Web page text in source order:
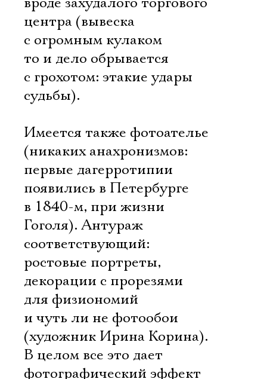
центра (вывеска
с огромным кулаком
то и дело обрывается
с грохотом: этакие удары
судьбы).
Имеется также фотоателье
(никаких анахронизмов:
первые дагерротипии
появились в Петербурге
в 1840-м, при жизни
Гоголя). Антураж
соответствующий:
ростовые портреты,
декорации с прорезями
для физиономий
и чуть ли не фотообои
(художник Ирина Корина).
В целом все это дает
фотографический эффект